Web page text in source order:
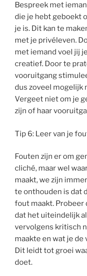
Bespreek met
die je hebt geboekt
je is. Dit kan te
met je privéleven.
met iemand voel jij
creatief. Door te
vooruitgang
dus zoveel mogelijk
Vergeet niet om je
zijn of haar
Tip 6: Leer van je
Fouten zijn er om
cliché, maar wel
maakt, we zijn
te onthouden is dat
fout maakt. Probeer
dat het uiteindelijk
vervolgens kritisch
maakte en wat je
Dit leidt tot groei
doet.